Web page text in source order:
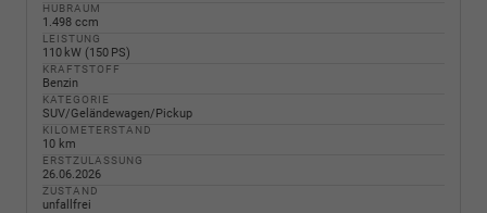
HUBRAUM
1.498 ccm
LEISTUNG
110 kW (150 PS)
KRAFTSTOFF
Benzin
KATEGORIE
SUV/Geländewagen/Pickup
KILOMETERSTAND
10 km
ERSTZULASSUNG
26.06.2026
ZUSTAND
unfallfrei